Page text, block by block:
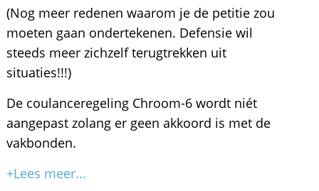
(Nog meer redenen waarom je de petitie zou
moeten gaan ondertekenen. Defensie wil
steeds meer zichzelf terugtrekken uit
situaties!!!)
De coulanceregeling Chroom-6 wordt niét
aangepast zolang er geen akkoord is met de
vakbonden.
+Lees meer...